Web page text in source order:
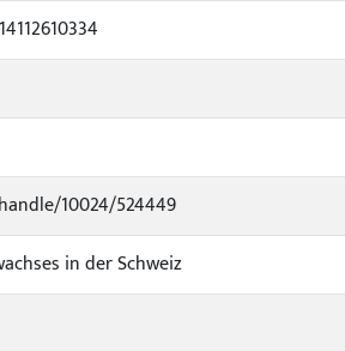
10024/524449
in der Schweiz